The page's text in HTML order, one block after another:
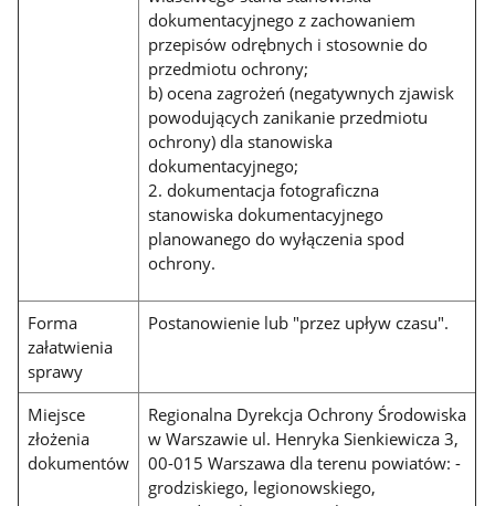
dokumentacyjnego z zachowaniem
przepisów odrębnych i stosownie do
przedmiotu ochrony;
b) ocena zagrożeń (negatywnych zjawisk
powodujących zanikanie przedmiotu
ochrony) dla stanowiska
dokumentacyjnego;
2. dokumentacja fotograficzna
stanowiska dokumentacyjnego
planowanego do wyłączenia spod
ochrony.
Forma
załatwienia
sprawy
Postanowienie lub "przez upływ czasu".
Miejsce
złożenia
dokumentów
Regionalna Dyrekcja Ochrony Środowiska
w Warszawie ul. Henryka Sienkiewicza 3,
00-015 Warszawa dla terenu powiatów: -
grodziskiego, legionowskiego,